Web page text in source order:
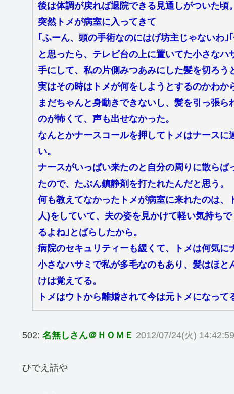
後は体調が戻れば退院できる見通しがついた頃。
突然トメが病室に入ってきて
｢ふーん、頭の手術なのにはげ坊主じゃないわ
と思ったら、テレビ台の上に置いてた小さな
手にして、私の片側みつあみにした髪を切ろう
実はその時はトメが何をしようとするのかわか
まだちゃんと身動きできないし、髪を引っ張
のが怖くて、声も出せなかった。
なんとかナースコールを押してトメはナース
い。
ナースがいっぱい来たのと自分の周りに散ら
たので、たぶん鎮静剤を打たれたんだと思う。
何も教えてなかったトメが病室に来れたのは
人)をしていて、夫の姿を見かけて軽い気持ち
るよね｣とばらしたから。
病院のセキュリティーも緩くて、トメは何気に
小さなハサミで私が多毛なのもあり、髪はほ
けは覚えてる。
トメはウトから離婚されて今は元トメになって
502: 名無しさん＠ＨＯＭＥ 2012/07/24(火)
ひでえ話や